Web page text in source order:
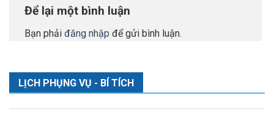
Để lại một bình luận
Bạn phải đăng nhập để gửi bình luận.
LỊCH PHỤNG VỤ - BÍ TÍCH